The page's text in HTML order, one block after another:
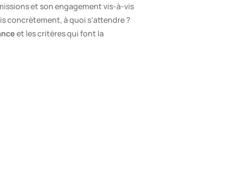
et son engagement vis-à-vis
concrètement, à quoi s’attendre ?
et les critères qui font la